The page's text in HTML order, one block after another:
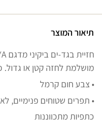
תיאור המוצר
מושלמת לחזה קטן או גדול.
• צבע חום קרמל
• תפרים שטוחים פנימיים,
כתפיות מתכווננות